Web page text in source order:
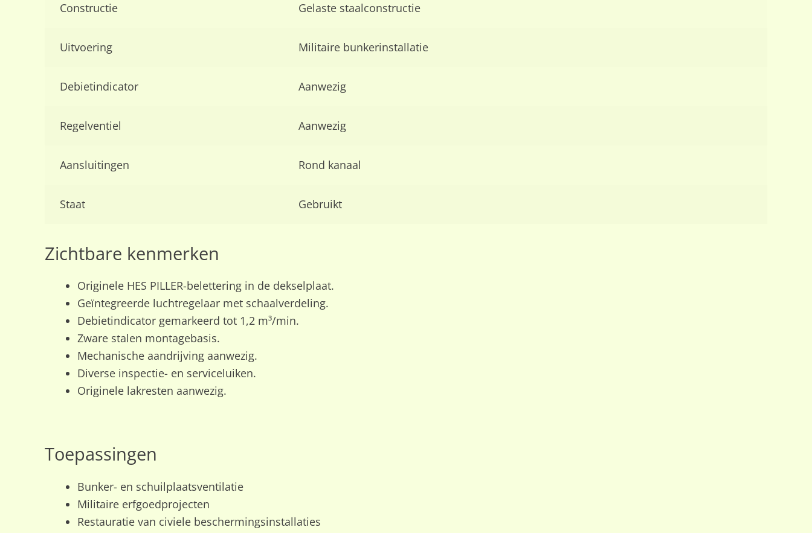
Constructie Gelaste staalconstructie
Uitvoering Militaire bunkerinstallatie
Debietindicator Aanwezig
Regelventiel Aanwezig
Aansluitingen Rond kanaal
Staat Gebruikt
Zichtbare kenmerken
Originele HES PILLER-belettering in de dekselplaat.
Geïntegreerde luchtregelaar met schaalverdeling.
Debietindicator gemarkeerd tot 1,2 m³/min.
Zware stalen montagebasis.
Mechanische aandrijving aanwezig.
Diverse inspectie- en serviceluiken.
Originele lakresten aanwezig.
Toepassingen
Bunker- en schuilplaatsventilatie
Militaire erfgoedprojecten
Restauratie van civiele beschermingsinstallaties